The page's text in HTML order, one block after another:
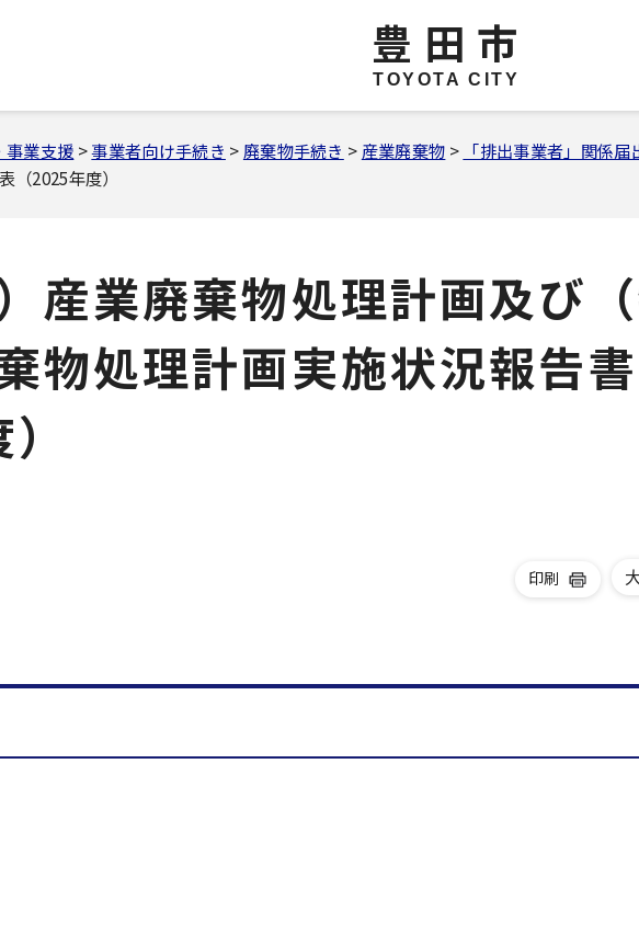
豊田市
TOYOTA CITY
事業支援 >事業者向け手続き > 廃棄物手続き > 産業廃棄物 > 「排出事業者」関係届
（2025年度）
産業廃棄物処理計画及び
物処理計画実施状況報告
印刷